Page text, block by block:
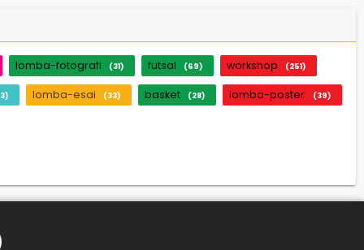
lomba-fotografi (31) futsal (69) workshop (251)
lomba-esai (33) basket (28) lomba-poster (39)